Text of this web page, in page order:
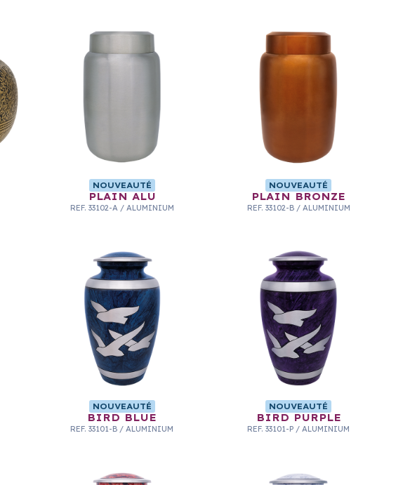
NOUVEAUTÉ
PLAIN ALU
REF. 33102-A / ALUMINIUM
NOUVEAUTÉ
PLAIN BRONZE
REF. 33102-B / ALUMINIUM
NOUVEAUTÉ
BIRD BLUE
REF. 33101-B / ALUMINIUM
NOUVEAUTÉ
BIRD PURPLE
REF. 33101-P / ALUMINIUM